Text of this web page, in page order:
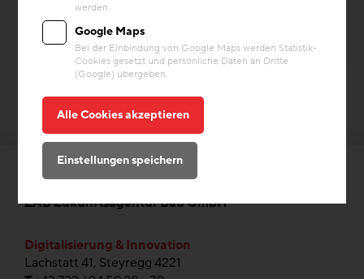
ZAB Zukunftsagentur Bau GmbH
Digitalisierung & Innovation
Lachstatt 41, Steyregg 4221
werden.
Google Maps
Bei der Einbindung von Google Maps werden Statistik-
Cookies gesetzt und persönliche Daten an Dritte
(Google) übergeben.
Alle Cookies akzeptieren
Einstellungen speichern